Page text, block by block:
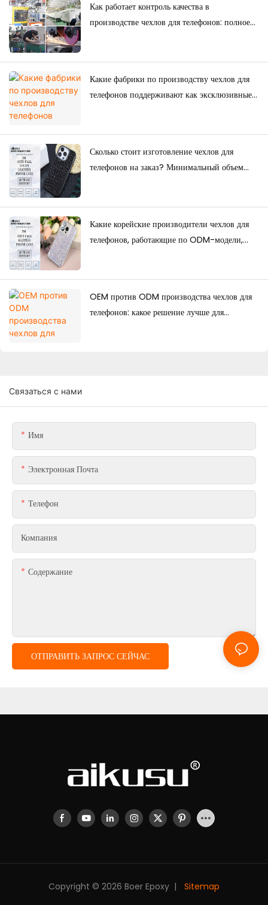
Как работает контроль качества в
производстве чехлов для телефонов: полное
Какие фабрики по производству чехлов для
телефонов поддерживают как эксклюзивные
Сколько стоит изготовление чехлов для
телефонов на заказ? Минимальный объем
Какие корейские производители чехлов для
телефонов, работающие по ODM-модели,
OEM против ODM производства чехлов для
телефонов: какое решение лучше для
Связаться с нами
Имя
Электронная Почта
Телефон
Компания
Содержание
ОТПРАВИТЬ ЗАПРОС СЕЙЧАС
Copyright © 2026 Boer Epoxy | Sitemap